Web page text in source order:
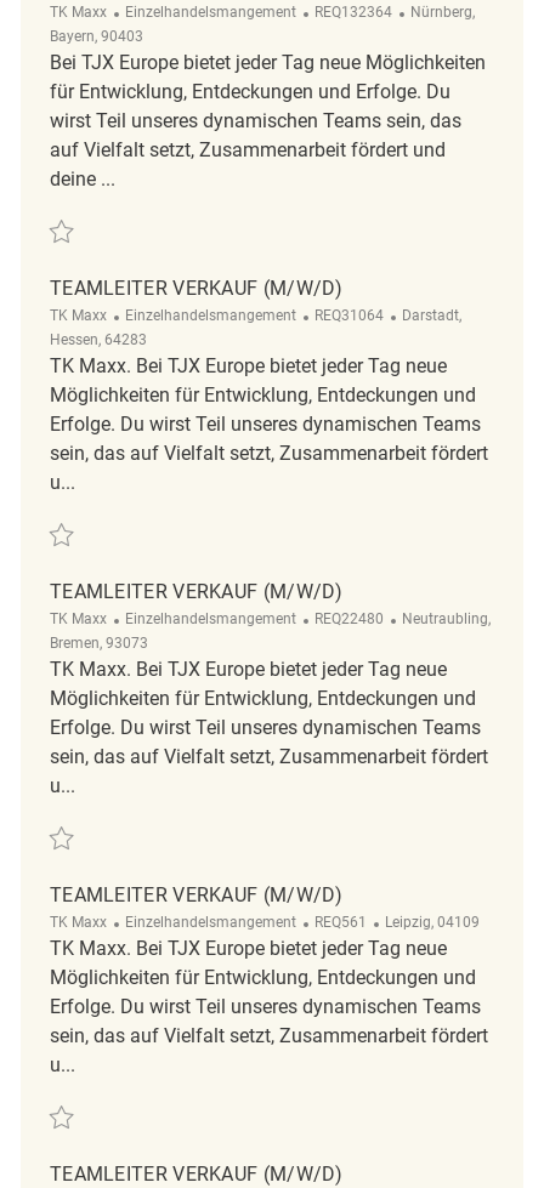
TK Maxx Kategorie
Einzelhandelsmangement ReqId
REQ132364 Ort
Nürnberg,
Bayern, 90403
Bei TJX Europe bietet jeder Tag neue Möglichkeiten
für Entwicklung, Entdeckungen und Erfolge. Du
wirst Teil unseres dynamischen Teams sein, das
auf Vielfalt setzt, Zusammenarbeit fördert und
deine ...
Retten Teamleiter Verkauf (m/w/d) REQ132364
TEAMLEITER VERKAUF (M/W/D)
TK Maxx Kategorie
Einzelhandelsmangement ReqId
REQ31064 Ort
Darstadt,
Hessen, 64283
TK Maxx. Bei TJX Europe bietet jeder Tag neue
Möglichkeiten für Entwicklung, Entdeckungen und
Erfolge. Du wirst Teil unseres dynamischen Teams
sein, das auf Vielfalt setzt, Zusammenarbeit fördert
u...
Retten Teamleiter Verkauf (m/w/d) REQ31064
TEAMLEITER VERKAUF (M/W/D)
TK Maxx Kategorie
Einzelhandelsmangement ReqId
REQ22480 Ort
Neutraubling,
Bremen, 93073
TK Maxx. Bei TJX Europe bietet jeder Tag neue
Möglichkeiten für Entwicklung, Entdeckungen und
Erfolge. Du wirst Teil unseres dynamischen Teams
sein, das auf Vielfalt setzt, Zusammenarbeit fördert
u...
Retten Teamleiter Verkauf (m/w/d) REQ22480
TEAMLEITER VERKAUF (M/W/D)
TK Maxx Kategorie
Einzelhandelsmangement ReqId
REQ561 Ort
Leipzig, 04109
TK Maxx. Bei TJX Europe bietet jeder Tag neue
Möglichkeiten für Entwicklung, Entdeckungen und
Erfolge. Du wirst Teil unseres dynamischen Teams
sein, das auf Vielfalt setzt, Zusammenarbeit fördert
u...
Retten Teamleiter Verkauf (m/w/d) REQ561
TEAMLEITER VERKAUF (M/W/D)